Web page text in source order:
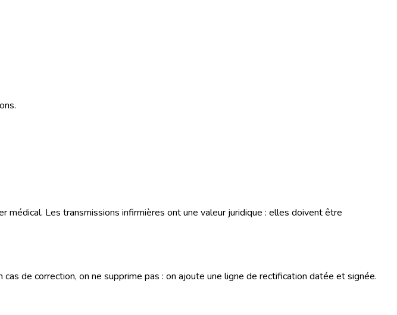
Les transmissions infirmières ont une valeur juridique : elles doivent être
de correction, on ne supprime pas : on ajoute une ligne de rectification datée et signée.